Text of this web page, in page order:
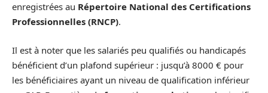
enregistrées au Répertoire National des Certifications
Professionnelles (RNCP).
Il est à noter que les salariés peu qualifiés ou handicapés
bénéficient d’un plafond supérieur : jusqu’à 8000 € pour
les bénéficiaires ayant un niveau de qualification inférieur